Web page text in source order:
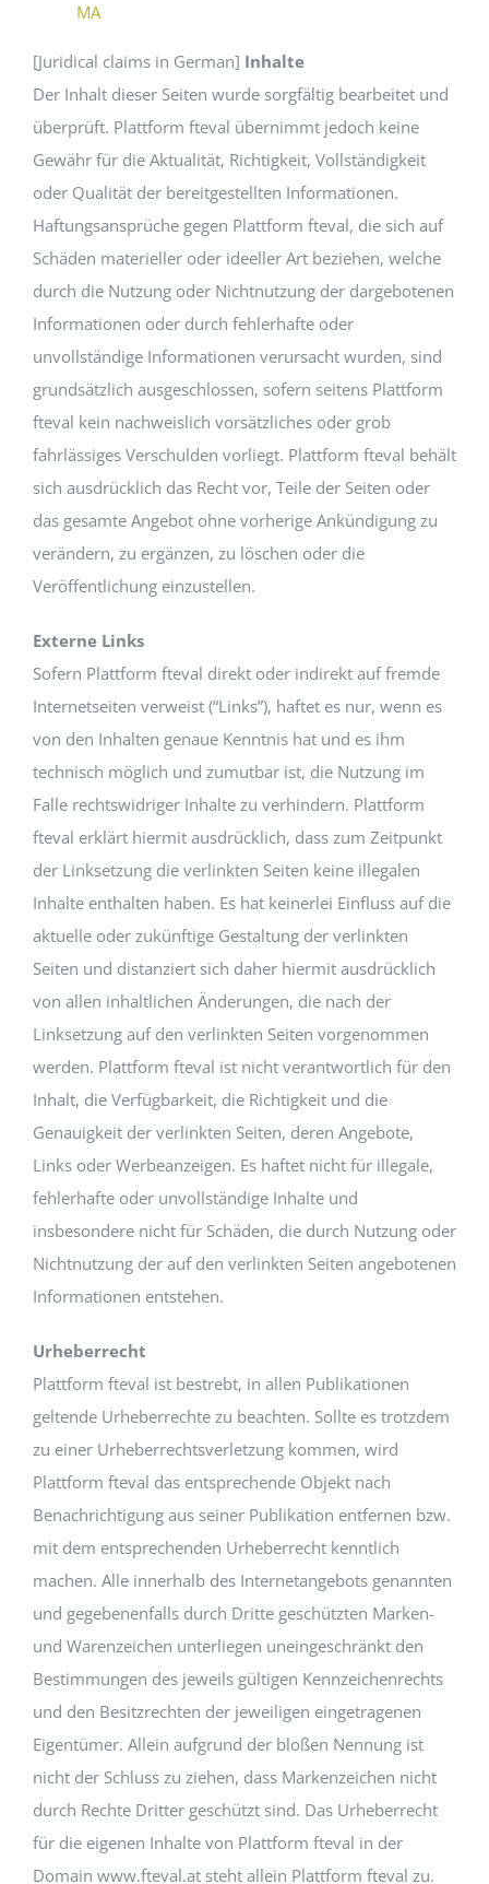
MA
[Juridical claims in German] Inhalte
Der Inhalt dieser Seiten wurde sorgfältig bearbeitet und
überprüft. Plattform fteval übernimmt jedoch keine
Gewähr für die Aktualität, Richtigkeit, Vollständigkeit
oder Qualität der bereitgestellten Informationen.
Haftungsansprüche gegen Plattform fteval, die sich auf
Schäden materieller oder ideeller Art beziehen, welche
durch die Nutzung oder Nichtnutzung der dargebotenen
Informationen oder durch fehlerhafte oder
unvollständige Informationen verursacht wurden, sind
grundsätzlich ausgeschlossen, sofern seitens Plattform
fteval kein nachweislich vorsätzliches oder grob
fahrlässiges Verschulden vorliegt. Plattform fteval behält
sich ausdrücklich das Recht vor, Teile der Seiten oder
das gesamte Angebot ohne vorherige Ankündigung zu
verändern, zu ergänzen, zu löschen oder die
Veröffentlichung einzustellen.
Externe Links
Sofern Plattform fteval direkt oder indirekt auf fremde
Internetseiten verweist (“Links”), haftet es nur, wenn es
von den Inhalten genaue Kenntnis hat und es ihm
technisch möglich und zumutbar ist, die Nutzung im
Falle rechtswidriger Inhalte zu verhindern. Plattform
fteval erklärt hiermit ausdrücklich, dass zum Zeitpunkt
der Linksetzung die verlinkten Seiten keine illegalen
Inhalte enthalten haben. Es hat keinerlei Einfluss auf die
aktuelle oder zukünftige Gestaltung der verlinkten
Seiten und distanziert sich daher hiermit ausdrücklich
von allen inhaltlichen Änderungen, die nach der
Linksetzung auf den verlinkten Seiten vorgenommen
werden. Plattform fteval ist nicht verantwortlich für den
Inhalt, die Verfügbarkeit, die Richtigkeit und die
Genauigkeit der verlinkten Seiten, deren Angebote,
Links oder Werbeanzeigen. Es haftet nicht für illegale,
fehlerhafte oder unvollständige Inhalte und
insbesondere nicht für Schäden, die durch Nutzung oder
Nichtnutzung der auf den verlinkten Seiten angebotenen
Informationen entstehen.
Urheberrecht
Plattform fteval ist bestrebt, in allen Publikationen
geltende Urheberrechte zu beachten. Sollte es trotzdem
zu einer Urheberrechtsverletzung kommen, wird
Plattform fteval das entsprechende Objekt nach
Benachrichtigung aus seiner Publikation entfernen bzw.
mit dem entsprechenden Urheberrecht kenntlich
machen. Alle innerhalb des Internetangebots genannten
und gegebenenfalls durch Dritte geschützten Marken-
und Warenzeichen unterliegen uneingeschränkt den
Bestimmungen des jeweils gültigen Kennzeichenrechts
und den Besitzrechten der jeweiligen eingetragenen
Eigentümer. Allein aufgrund der bloßen Nennung ist
nicht der Schluss zu ziehen, dass Markenzeichen nicht
durch Rechte Dritter geschützt sind. Das Urheberrecht
für die eigenen Inhalte von Plattform fteval in der
Domain www.fteval.at steht allein Plattform fteval zu.